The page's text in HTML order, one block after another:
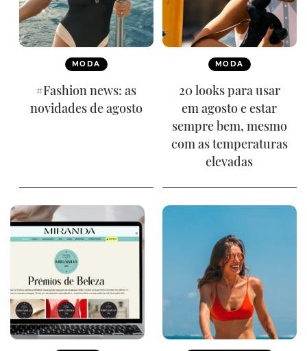
MODA
#Fashion news: as
novidades de agosto
MODA
20 looks para usar
em agosto e estar
sempre bem, mesmo
com as temperaturas
elevadas